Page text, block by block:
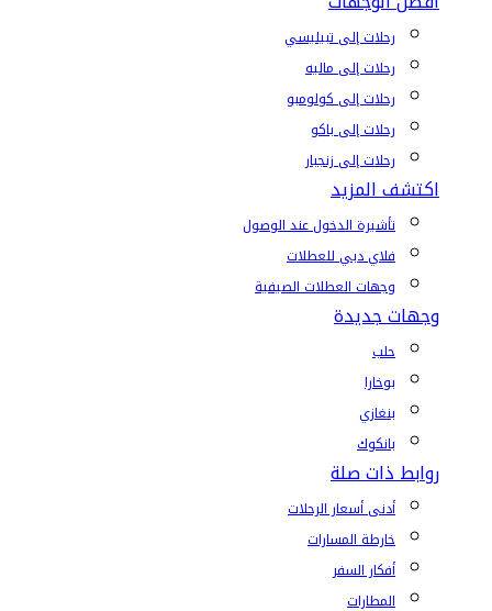
رحلات إلى تبيليسي
رحلات إلى ماليه
رحلات إلى كولومبو
رحلات إلى باكو
رحلات إلى زنجبار
اكتشف المزيد
تأشيرة الدخول عند الوصول
فلاي دبي للعطلات
وجهات العطلات الصيفية
وجهات جديدة
حلب
بوخارا
بنغازي
بانكوك
روابط ذات صلة
أدنى أسعار الرحلات
خارطة المسارات
أفكار السفر
المطارات